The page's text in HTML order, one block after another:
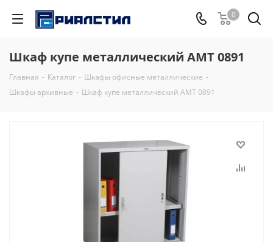
0
Шкаф купе металлический АМТ 0891
Главная - Каталог - Шкафы офисные металлические -
Шкафы архивные - Шкаф купе металлический АМТ 0891